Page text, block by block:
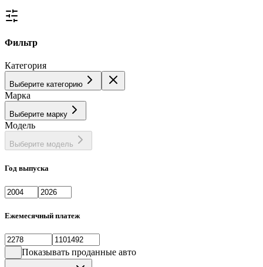
Фильтр
Категория
Выберите категорию
Марка
Выберите марку
Модель
Выберите модель
Год выпуска
Ежемесячный платеж
Показывать проданные авто